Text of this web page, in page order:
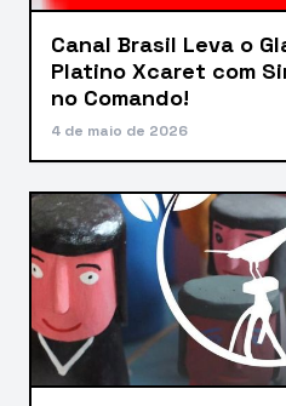
Canal Brasil Leva o
Platino Xcaret com
no Comando!
4 de maio de 2026